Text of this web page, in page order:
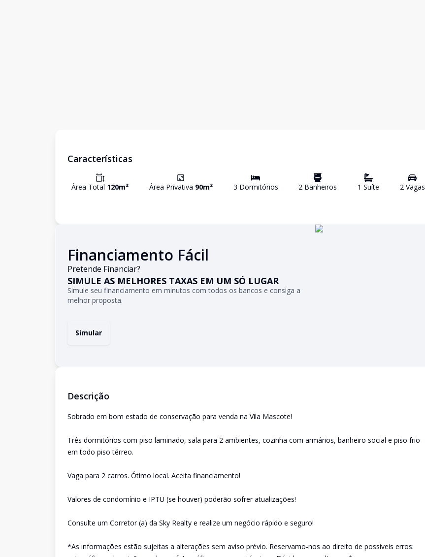
Características
Área Total 120m² Área Privativa 90m² 3 Dormitórios 2 Banheiros 1 Suíte 2Vagas
Financiamento Fácil
Pretende Financiar?
SIMULE AS MELHORES TAXAS EM UM SÓ LUGAR
Simule seu financiamento em minutos com todos os bancos e consiga a
melhor proposta.
Simular
Descrição
Sobrado em bom estado de conservação para venda na Vila Mascote!
Três dormitórios com piso laminado, sala para 2 ambientes, cozinha com armários, banheiro social e piso frio
em todo piso térreo.
Vaga para 2 carros. Ótimo local. Aceita financiamento!
Valores de condomínio e IPTU (se houver) poderão sofrer atualizações!
Consulte um Corretor (a) da Sky Realty e realize um negócio rápido e seguro!
*As informações estão sujeitas a alterações sem aviso prévio. Reservamo-nos ao direito de possíveis erros: